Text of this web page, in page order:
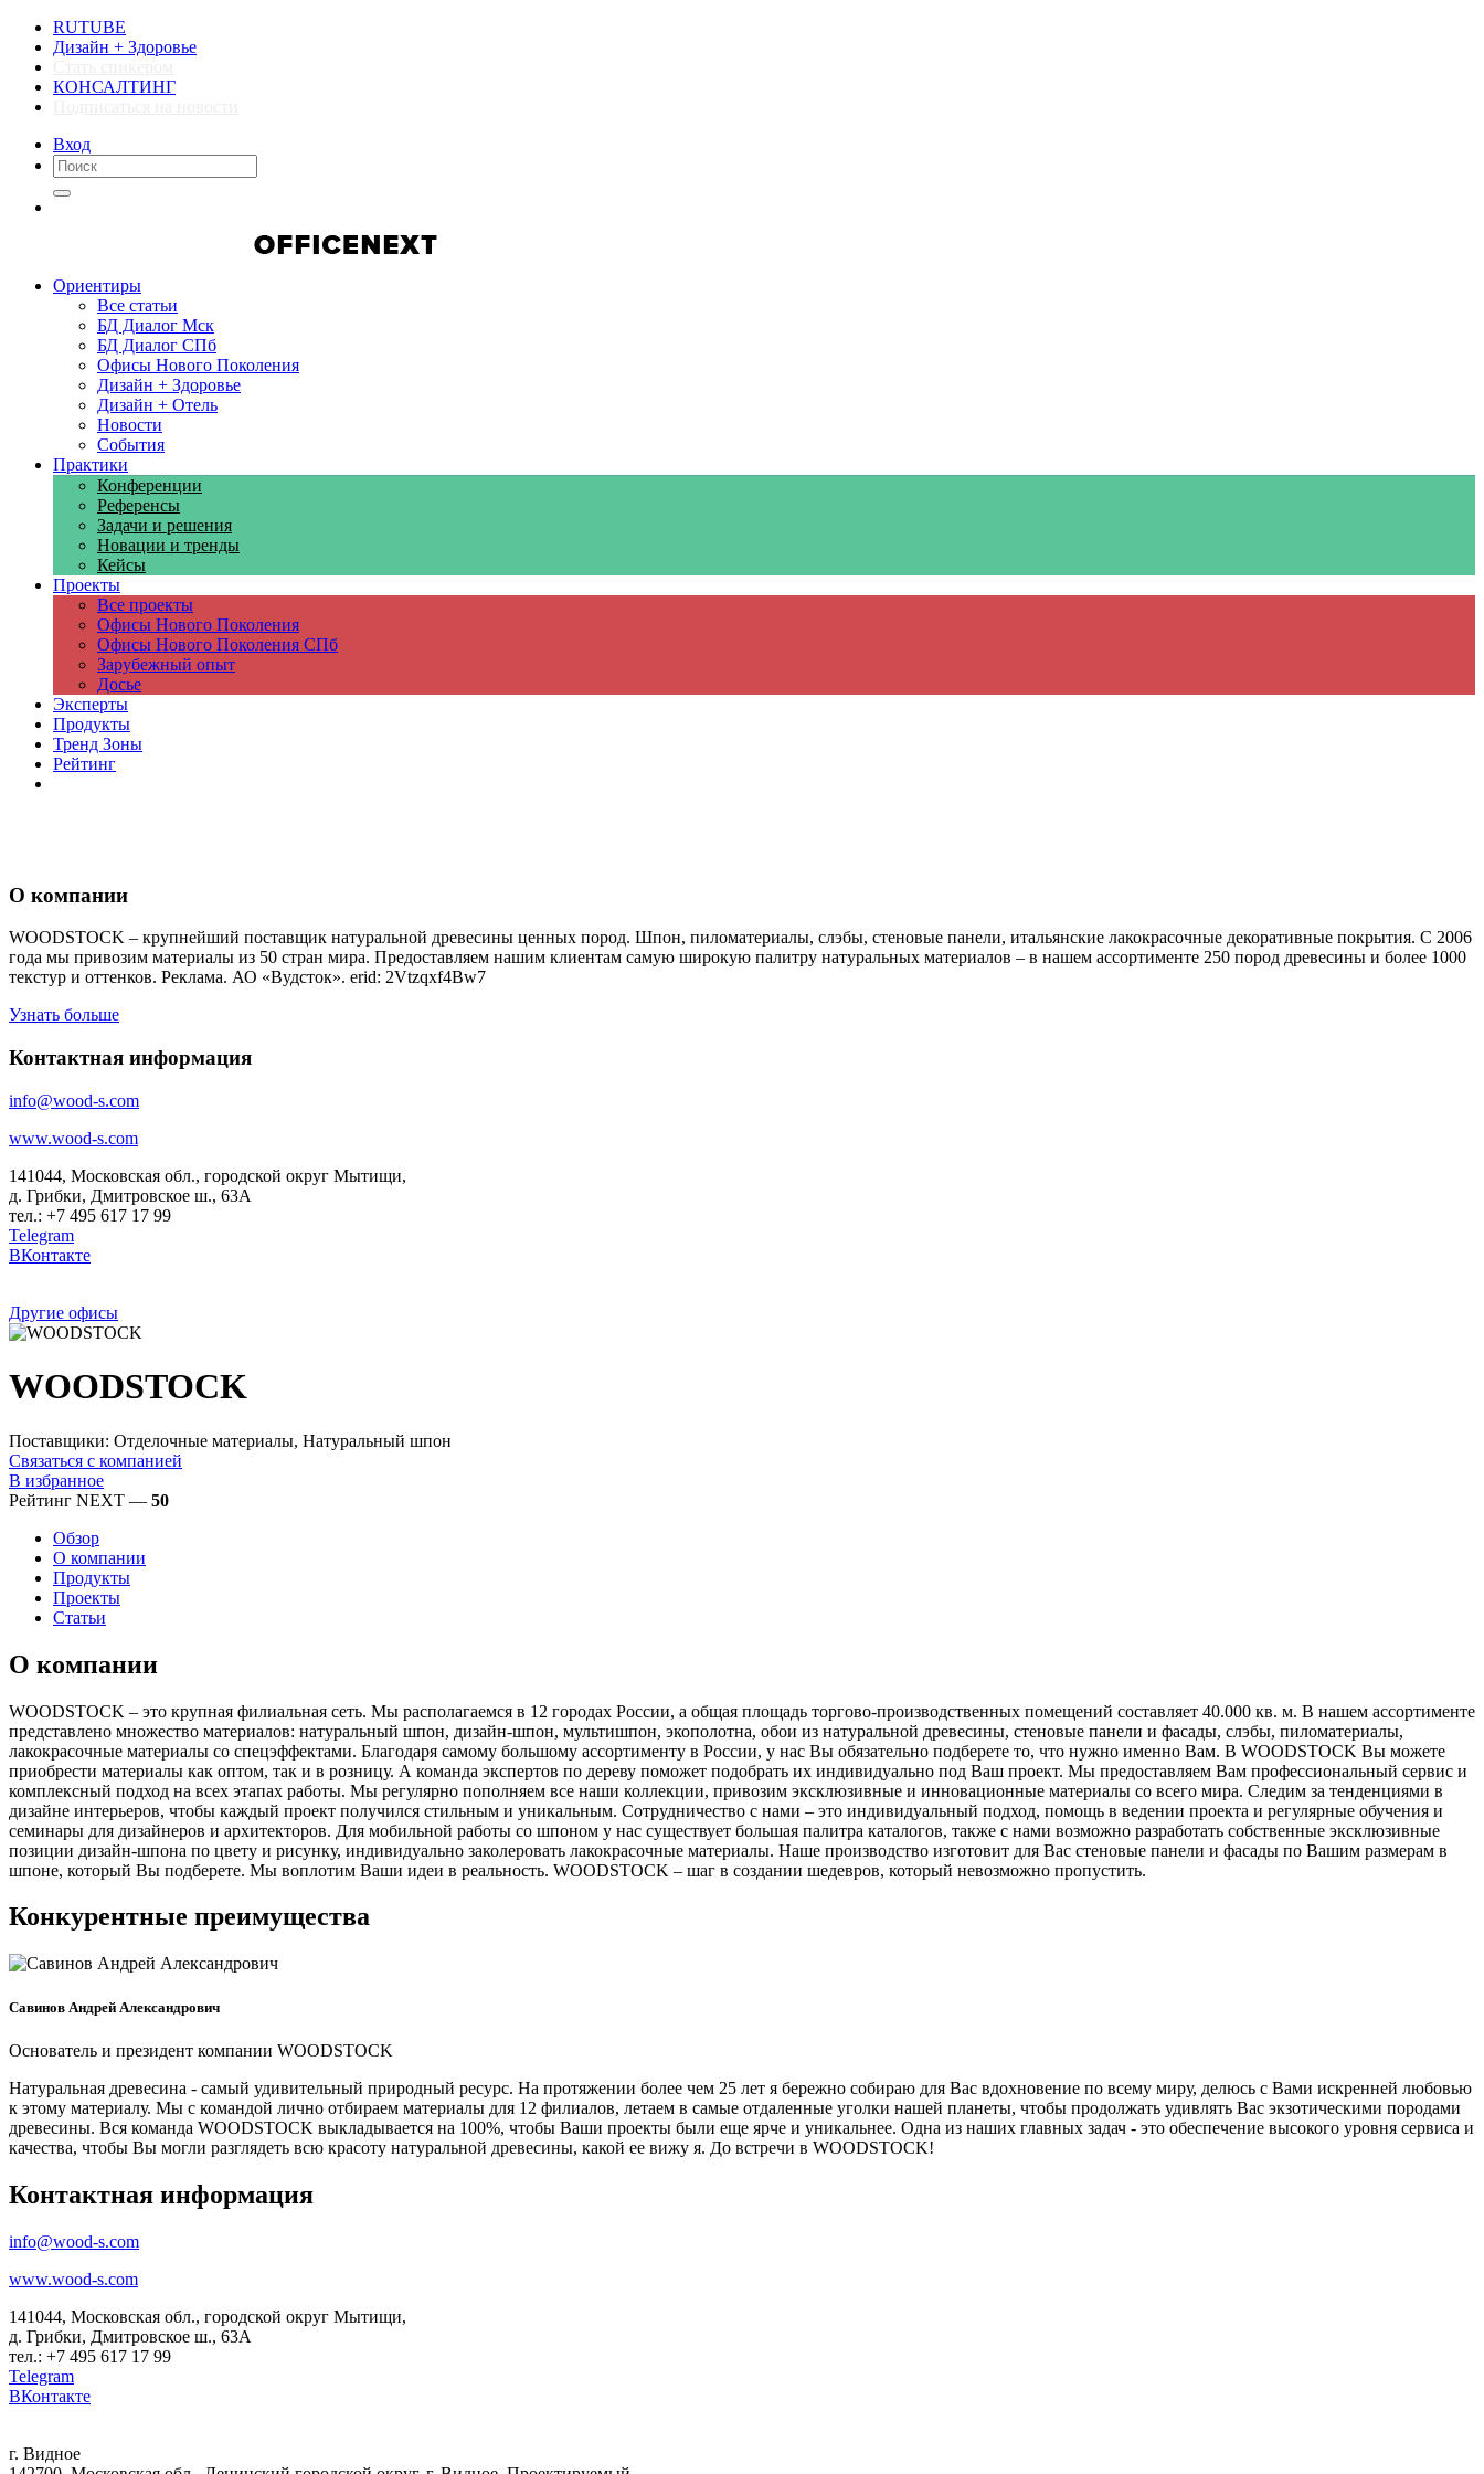
RUTUBE
Дизайн + Здоровье
КОНСАЛТИНГ
Вход
Ориентиры
Все статьи
БД Диалог Мск
БД Диалог СПб
Офисы Нового Поколения
Дизайн + Здоровье
Дизайн + Отель
Новости
События
Практики
Конференции
Референсы
Задачи и решения
Новации и тренды
Кейсы
Проекты
Все проекты
Офисы Нового Поколения
Офисы Нового Поколения СПб
Зарубежный опыт
Досье
Эксперты
Продукты
Тренд Зоны
Рейтинг
О компании
WOODSTOCK – крупнейший поставщик натуральной древесины ценных пород. Шпон, пиломатериалы, слэбы, стеновые панели, итальянские лакокрасочные декоративные покрытия. С 2006
года мы привозим материалы из 50 стран мира. Предоставляем нашим клиентам самую широкую палитру натуральных материалов – в нашем ассортименте 250 пород древесины и более 1000
текстур и оттенков. Реклама. АО «Вудсток». erid: 2Vtzqxf4Bw7
Узнать больше
Контактная информация
info@wood-s.com
www.wood-s.com
141044, Московская обл., городской округ Мытищи,
д. Грибки, Дмитровское ш., 63А
тел.: +7 495 617 17 99
Telegram
ВКонтакте
Другие офисы
WOODSTOCK
Поставщики: Отделочные материалы, Натуральный шпон
Связаться с компанией
В избранное
Рейтинг NEXT — 50
Обзор
О компании
Продукты
Проекты
Статьи
О компании
WOODSTOCK – это крупная филиальная сеть. Мы располагаемся в 12 городах России, а общая площадь торгово-производственных помещений составляет 40.000 кв. м. В нашем ассортименте
представлено множество материалов: натуральный шпон, дизайн-шпон, мультишпон, экополотна, обои из натуральной древесины, стеновые панели и фасады, слэбы, пиломатериалы,
лакокрасочные материалы со спецэффектами. Благодаря самому большому ассортименту в России, у нас Вы обязательно подберете то, что нужно именно Вам. В WOODSTOCK Вы можете
приобрести материалы как оптом, так и в розницу. А команда экспертов по дереву поможет подобрать их индивидуально под Ваш проект. Мы предоставляем Вам профессиональный сервис и
комплексный подход на всех этапах работы. Мы регулярно пополняем все наши коллекции, привозим эксклюзивные и инновационные материалы со всего мира. Следим за тенденциями в
дизайне интерьеров, чтобы каждый проект получился стильным и уникальным. Сотрудничество с нами – это индивидуальный подход, помощь в ведении проекта и регулярные обучения и
семинары для дизайнеров и архитекторов. Для мобильной работы со шпоном у нас существует большая палитра каталогов, также с нами возможно разработать собственные эксклюзивные
позиции дизайн-шпона по цвету и рисунку, индивидуально заколеровать лакокрасочные материалы. Наше производство изготовит для Вас стеновые панели и фасады по Вашим размерам в
шпоне, который Вы подберете. Мы воплотим Ваши идеи в реальность. WOODSTOCK – шаг в создании шедевров, который невозможно пропустить.
Конкурентные преимущества
Савинов Андрей Александрович
Основатель и президент компании WOODSTOCK
Натуральная древесина - самый удивительный природный ресурс. На протяжении более чем 25 лет я бережно собираю для Вас вдохновение по всему миру, делюсь с Вами искренней любовью
к этому материалу. Мы с командой лично отбираем материалы для 12 филиалов, летаем в самые отдаленные уголки нашей планеты, чтобы продолжать удивлять Вас экзотическими породами
древесины. Вся команда WOODSTOCK выкладывается на 100%, чтобы Ваши проекты были еще ярче и уникальнее. Одна из наших главных задач - это обеспечение высокого уровня сервиса и
качества, чтобы Вы могли разглядеть всю красоту натуральной древесины, какой ее вижу я. До встречи в WOODSTOCK!
Контактная информация
info@wood-s.com
www.wood-s.com
141044, Московская обл., городской округ Мытищи,
д. Грибки, Дмитровское ш., 63А
тел.: +7 495 617 17 99
Telegram
ВКонтакте
г. Видное